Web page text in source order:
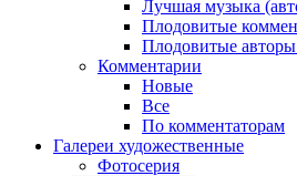
Лучшая музыка
Плодовитые
Плодовитые
Комментарии
Новые
Все
По комментаторам
Галереи художественные
Фотосерия